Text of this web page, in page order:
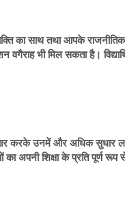
का साथ तथा आपके
भी मिल सकता है।
करके उनमें और अधिक सुधार
का अपनी शिक्षा के प्रति पूर्ण